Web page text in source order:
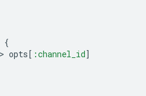
{
> opts[ :channel_id]